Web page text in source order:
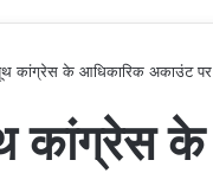
कांग्रेस के आधिकारिक अकाउंट पर
कांग्रेस